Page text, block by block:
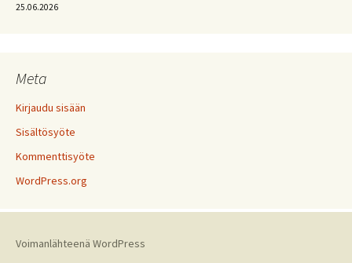
25.06.2026
Meta
Kirjaudu sisään
Sisältösyöte
Kommenttisyöte
WordPress.org
Voimanlähteenä WordPress